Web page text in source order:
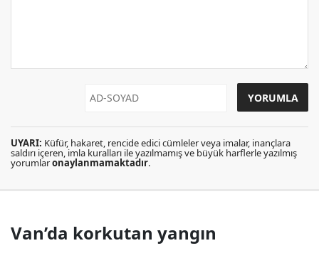
UYARI: Küfür, hakaret, rencide edici cümleler veya imalar, inançlara
saldırı içeren, imla kuralları ile yazılmamış ve büyük harflerle yazılmış
yorumlaronaylanmamaktadır.
Van’da korkutan yangın